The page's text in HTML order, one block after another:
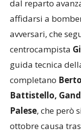
dal reparto
affidarsi a
avversari, che
centrocampista
guida tecnica
completano
Battistello,
Palese, che però
ottobre causa